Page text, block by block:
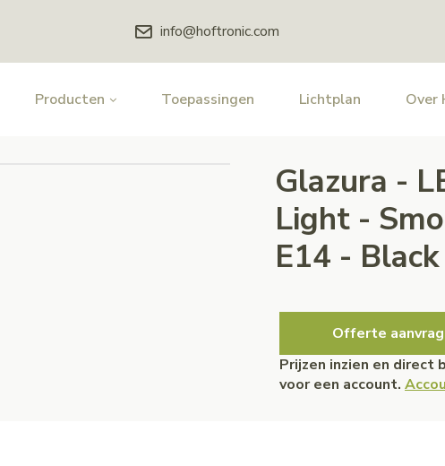
info@hoftronic.com
Producten Toepassingen Lichtplan Over
Glazura -
Light -
E14 - Black
Offerte
Prijzen inzien en direct
voor een account.